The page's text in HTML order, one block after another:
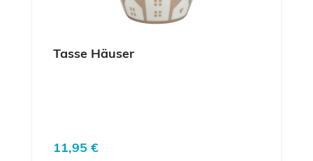
Tasse Häuser
Regulärer Preis:
11,95 €